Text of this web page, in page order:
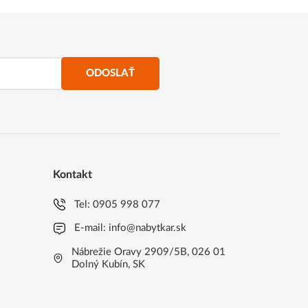
ODOSLAŤ
Kontakt
Tel:0905 998 077
E-mail: info@nabytkar.sk
Nábrežie Oravy 2909/5B, 026 01
Dolný Kubín, SK